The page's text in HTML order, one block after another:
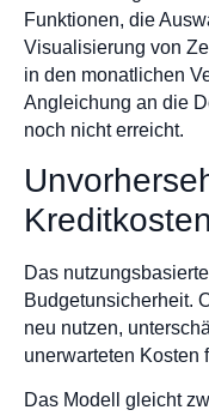
Funktionen, die
Visualisierung von
in den monatlichen
Angleichung an die
noch nicht erreicht.
Kreditkosten
Das
Budgetunsicherheit.
neu nutzen,
unerwarteten Kosten
Das Modell gleicht